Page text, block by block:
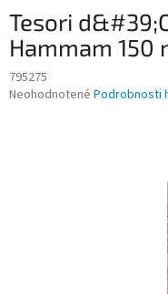
Tesori
Hammam 150
795275
Priemerné
Neohodnotené Podrobnosti